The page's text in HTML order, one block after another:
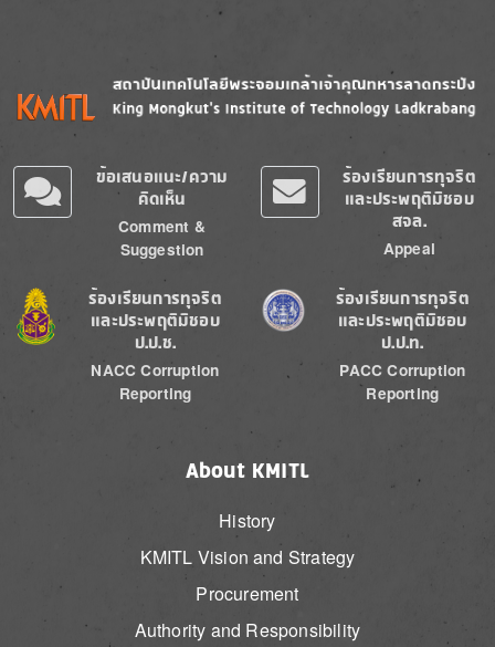
Image
ข้อเสนอแนะ/ความ
คิดเห็น
Comment &
Suggestion
ร้องเรียนการทุจริต
และประพฤติมิชอบ
สจล.
Appeal
Image
ร้องเรียนการทุจริต
และประพฤติมิชอบ
ป.ป.ช.
NACC Corruption
Reporting
Image
ร้องเรียนการทุจริต
และประพฤติมิชอบ
ป.ป.ท.
PACC Corruption
Reporting
About KMITL
History
KMITL Vision and Strategy
Procurement
Authority and Responsibility